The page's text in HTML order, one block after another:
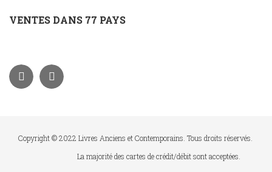
VENTES DANS 77 PAYS
Copyright © 2022 Livres Anciens et Contemporains. Tous droits réservés.
La majorité des cartes de crédit/débit sont acceptées.